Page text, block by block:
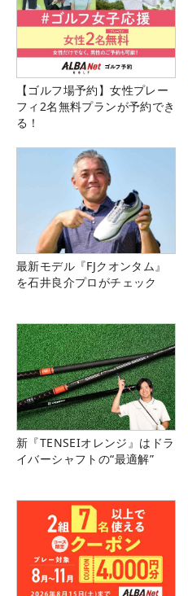
【ゴルフ場予約】女性プレー
フィ2名無料プランが予約でき
る！
最新モデル『FJクオンタム』
を石井良介プロがチェック
新『TENSEIオレンジ』はドラ
イバーシャフトの“最適解”